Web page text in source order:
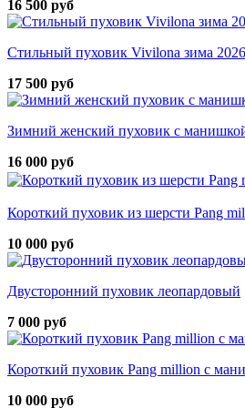
16 500 руб
Стильный пуховик Vivilona зима
17 500 руб
Зимний женский пуховик с
16 000 руб
Короткий пуховик из шерсти Pang
10 000 руб
Двусторонний пуховик леопардовый
7 000 руб
Короткий пуховик Pang million с
10 000 руб